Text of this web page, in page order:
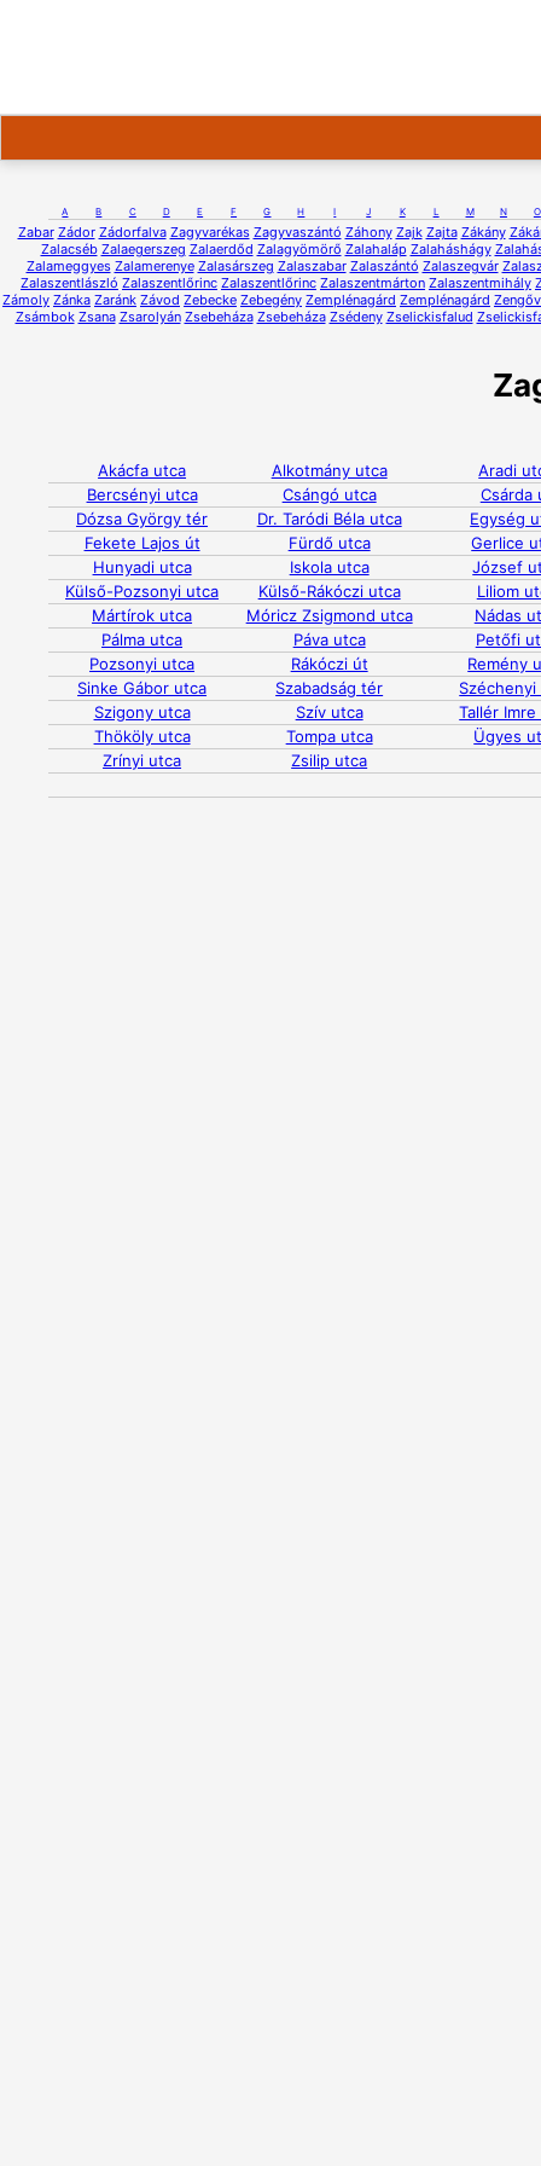
A B C D E F G H I J K L M N O
Zabar Zádor Zádorfalva Zagyvarékas Zagyvaszántó Záhony Zajk Zajta Zákány
Zalacséb Zalaegerszeg Zalaerdőd Zalagyömörő Zalahaláp Zalaháshágy
Zalameggyes Zalamerenye Zalasárszeg Zalaszabar Zalaszántó Zalaszegvár
Zalaszentlászló Zalaszentlőrinc Zalaszentlőrinc Zalaszentmárton Zalaszentmihály
Zámoly Zánka Zaránk Závod Zebecke Zebegény Zemplénagárd Zemplénagárd
Zsámbok Zsana Zsarolyán Zsebeháza Zsebeháza Zsédeny Zselickisfalud
Akácfa utca Alkotmány utca
Aradi
Bercsényi utca
Csángó utca
Csárda
Dózsa György tér
Dr. Taródi Béla utca
Egység
Fekete Lajos út
Fürdő utca
Gerlice
Hunyadi utca
Iskola utca
József
Külső-Pozsonyi utca
Külső-Rákóczi utca
Liliom
Mártírok utca
Móricz Zsigmond utca
Nádas
Pálma utca
Páva utca
Petőfi
Pozsonyi utca
Rákóczi út
Remény
Sinke Gábor utca
Szabadság tér
Szigony utca
Szív utca
Tallér
Thököly utca
Tompa utca
Ügyes
Zrínyi utca
Zsilip utca